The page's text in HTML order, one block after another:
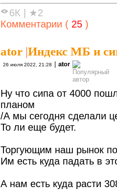
6К
★2
Комментарии ( 25 )
ator |Индекс МБ и
26 июля 2022, 21:28 ator
Ну что сипа от 4000
планом
/А мы сегодня сделали
То ли еще будет.
Торгующим наш рынок
Им есть куда падать в
А нам есть куда расти